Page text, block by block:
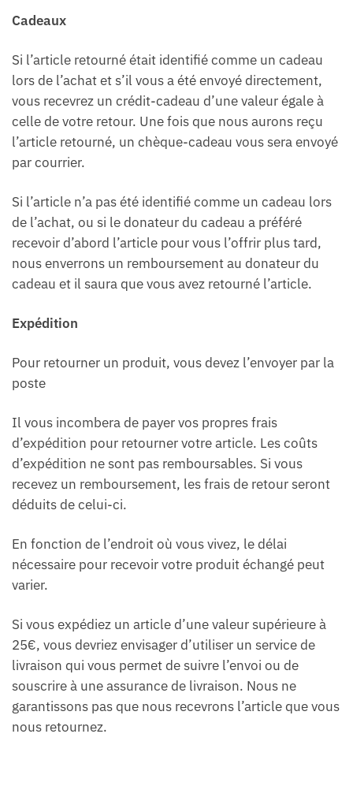
Cadeaux
Si l’article retourné était identifié comme un cadeau
lors de l’achat et s’il vous a été envoyé directement,
vous recevrez un crédit-cadeau d’une valeur égale à
celle de votre retour. Une fois que nous aurons reçu
l’article retourné, un chèque-cadeau vous sera envoyé
par courrier.
Si l’article n’a pas été identifié comme un cadeau lors
de l’achat, ou si le donateur du cadeau a préféré
recevoir d’abord l’article pour vous l’offrir plus tard,
nous enverrons un remboursement au donateur du
cadeau et il saura que vous avez retourné l’article.
Expédition
Pour retourner un produit, vous devez l’envoyer par la
poste
Il vous incombera de payer vos propres frais
d’expédition pour retourner votre article. Les coûts
d’expédition ne sont pas remboursables. Si vous
recevez un remboursement, les frais de retour seront
déduits de celui-ci.
En fonction de l’endroit où vous vivez, le délai
nécessaire pour recevoir votre produit échangé peut
varier.
Si vous expédiez un article d’une valeur supérieure à
25€, vous devriez envisager d’utiliser un service de
livraison qui vous permet de suivre l’envoi ou de
souscrire à une assurance de livraison. Nous ne
garantissons pas que nous recevrons l’article que vous
nous retournez.